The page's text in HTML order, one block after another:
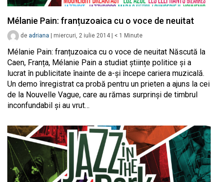
Mélanie Pain: franțuzoaica cu o voce de neuitat
de adriana | miercuri, 2 iulie 2014 | < 1 Minute
Mélanie Pain: franțuzoaica cu o voce de neuitat Născută la
Caen, Franța, Mélanie Pain a studiat științe politice și a
lucrat în publicitate înainte de a-și începe cariera muzicală.
Un demo înregistrat ca probă pentru un prieten a ajuns la cei
de la Nouvelle Vague, care au rămas surprinși de timbrul
inconfundabil și au vrut…